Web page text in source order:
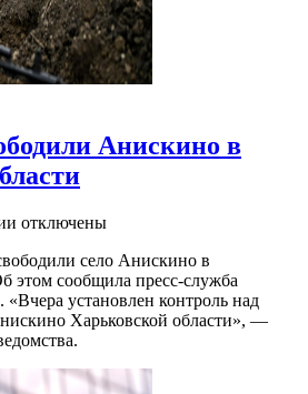
Анискино в
отключены
село Анискино в
этом сообщила пресс-служба
установлен контроль над
Харьковской области», —